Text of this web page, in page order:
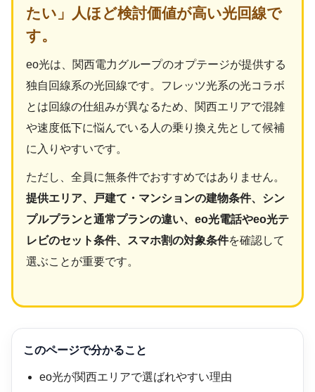
たい」人ほど検討価値が高い光回線で
す。
eo光は、関西電力グループのオプテージが提供する
独自回線系の光回線です。フレッツ光系の光コラボ
とは回線の仕組みが異なるため、関西エリアで混雑
や速度低下に悩んでいる人の乗り換え先として候補
に入りやすいです。
ただし、全員に無条件でおすすめではありません。
提供エリア、戸建て・マンションの建物条件、シン
プルプランと通常プランの違い、eo光電話やeo光テ
レビのセット条件、スマホ割の対象条件を確認して
選ぶことが重要です。
このページで分かること
eo光が関西エリアで選ばれやすい理由